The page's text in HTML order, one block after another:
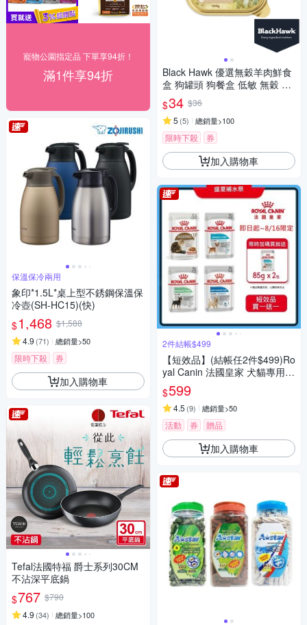
寵物公園指定品 下單享94折！
滿1件享94折
保溫保冷兩用
象印*1.5L*桌上型不銹鋼保溫保
冷壺(SH-HC15)(快)
$1,468 $1,588
4.9 (71) 總銷量>50
限時下殺 券
加入購物車
Tefal法國特福 爵士系列30CM
不沾深平底鍋
$767 $790
4.9 (34) 總銷量>100
Black Hawk 優選無穀羊肉鮮食
盒 狗罐頭 狗餐盒 低敏 無穀 適
口性佳
$34 $36
5 (5) 總銷量>100
限時下殺 券
加入購物車
2件結帳$499
【短效品】(結帳任2件$499)Ro
yal Canin 法國皇家 犬貓專用濕
糧餐包85Gx12包/盒-任選
$599
4.5 (9) 總銷量>50
活動 券 贈品
加入購物車